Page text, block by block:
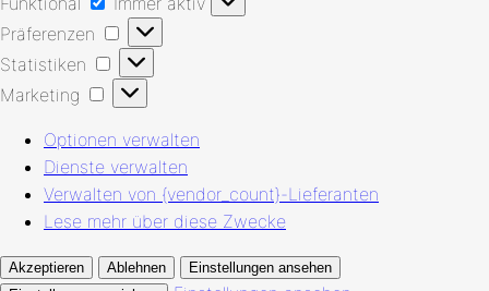
Präferenzen
Präferenzen
Statistiken
Statistiken
Marketing
Marketing
Optionen verwalten
Dienste verwalten
Verwalten von {vendor_count}-Lieferanten
Lese mehr über diese Zwecke
Akzeptieren Ablehnen
Einstellungen ansehen